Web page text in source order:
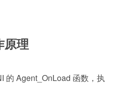
原理
的 Agent_OnLoad 函数，执